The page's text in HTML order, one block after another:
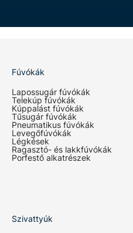
Fúvókák
Lapossugár fúvókák
Telekúp fúvókák
Kúppalást fúvókák
Tűsugár fúvókák
Pneumatikus fúvókák
Levegőfúvókák
Légkések
Ragasztó- és lakkfúvókák
Porfestő alkatrészek
Szivattyúk